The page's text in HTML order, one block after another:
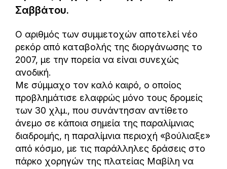
Σαββάτου.
Ο αριθμός των συμμετοχών αποτελεί νέο
ρεκόρ από καταβολής της διοργάνωσης το
2007, με την πορεία να είναι συνεχώς
ανοδική.
Με σύμμαχο τον καλό καιρό, ο οποίος
προβλημάτισε ελαφρώς μόνο τους δρομείς
των 30 χλμ., που συνάντησαν αντίθετο
άνεμο σε κάποια σημεία της παραλίμνιας
διαδρομής, η παραλίμνια περιοχή «βούλιαξε»
από κόσμο, με τις παράλληλες δράσεις στο
πάρκο χορηγών της πλατείας Μαβίλη να